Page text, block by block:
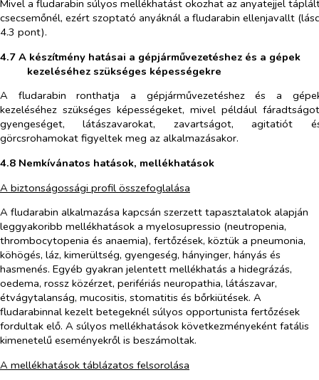
Mivel a fludarabin súlyos mellékhatást okozhat az anyatejjel
csecsemőnél, ezért szoptató anyáknál a fludarabin ellenjavallt
4.3 pont).
4.7 A készítmény hatásai a gépjárművezetéshez és a gépek
kezeléséhez szükséges képességekre
A fludarabin ronthatja a gépjárművezetéshez és a
kezeléséhez szükséges képességeket, mivel például
gyengeséget, látászavarokat, zavartságot, agitatiót
görcsrohamokat figyeltek meg az alkalmazásakor.
4.8 Nemkívánatos hatások, mellékhatások
A biztonságossági profil összefoglalása
A fludarabin alkalmazása kapcsán szerzett tapasztalatok alapján
leggyakoribb mellékhatások a myelosupressio (neutropenia,
thrombocytopenia és anaemia), fertőzések, köztük a pneumonia,
köhögés, láz, kimerültség, gyengeség, hányinger, hányás és
hasmenés. Egyéb gyakran jelentett mellékhatás a hidegrázás,
oedema, rossz közérzet, perifériás neuropathia, látászavar,
étvágytalanság, mucositis, stomatitis és bőrkiütések. A
fludarabinnal kezelt betegeknél súlyos opportunista fertőzések
fordultak elő. A súlyos mellékhatások következményeként fatális
kimenetelű eseményekről is beszámoltak.
A mellékhatások táblázatos felsorolása